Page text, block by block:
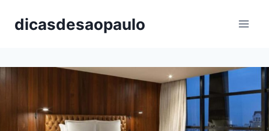
paradicasdesaopaulo